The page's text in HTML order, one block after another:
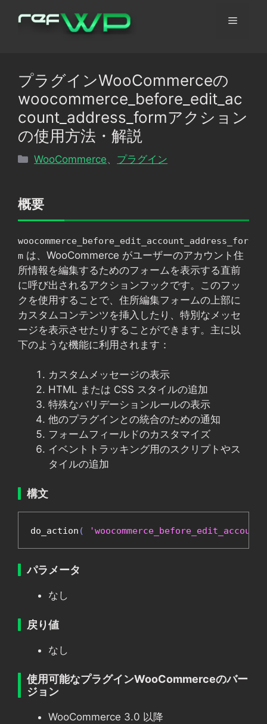
メ
プラグインWooCommerceの
woocommerce_before_edit_ac
count_address_formアクション
の使用方法・解説
カ
リ
WooCommerce プラグイン
概要
woocommerce_before_edit_account_address_for
m は、WooCommerce がユーザーのアカウント住
所情報を編集するためのフォームを表示する直前
に呼び出されるアクションフックです。このフッ
クを使用することで、住所編集フォームの上部に
カスタムコンテンツを挿入したり、特別なメッセ
ージを表示させたりすることができます。主に以
下のような機能に利用されます：
カスタムメッセージの表示
HTML または CSS スタイルの追加
特殊なバリデーションルールの表示
他のプラグインとの統合のための通知
フォームフィールドのカスタマイズ
イベントトラッキング用のスクリプトやス
タイルの追加
構文
do_action (
パラメータ
なし
戻り値
なし
使用可能なプラグインWooCommerceのバー
ジョン
WooCommerce 3.0 以降